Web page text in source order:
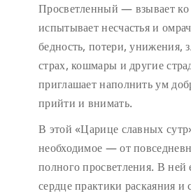
Просветленный — взывает ко
испытывает несчастья и
бедность, потери, унижения,
страх, кошмары и другие
приглашает наполнить ум
прийти и внимать.
В этой «Царице славных
необходимое — от
полного просветления. В ней
сердце практики раскаяния и